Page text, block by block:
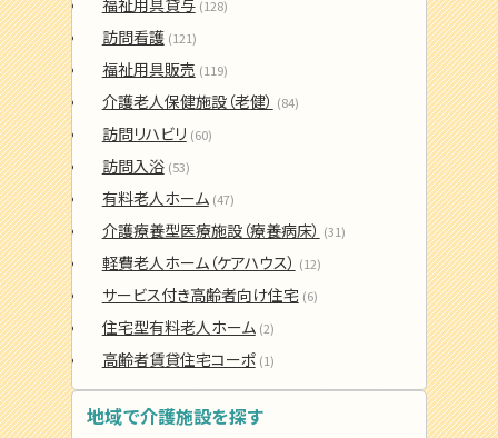
(128)
訪問看護 (121)
福祉用具販売 (119)
介護老人保健施設（老健） (84)
訪問リハビリ (60)
訪問入浴 (53)
有料老人ホーム (47)
介護療養型医療施設（療養病床） (31)
軽費老人ホーム（ケアハウス） (12)
サービス付き高齢者向け住宅 (6)
住宅型有料老人ホーム (2)
高齢者賃貸住宅コーポ (1)
地域で介護施設を探す